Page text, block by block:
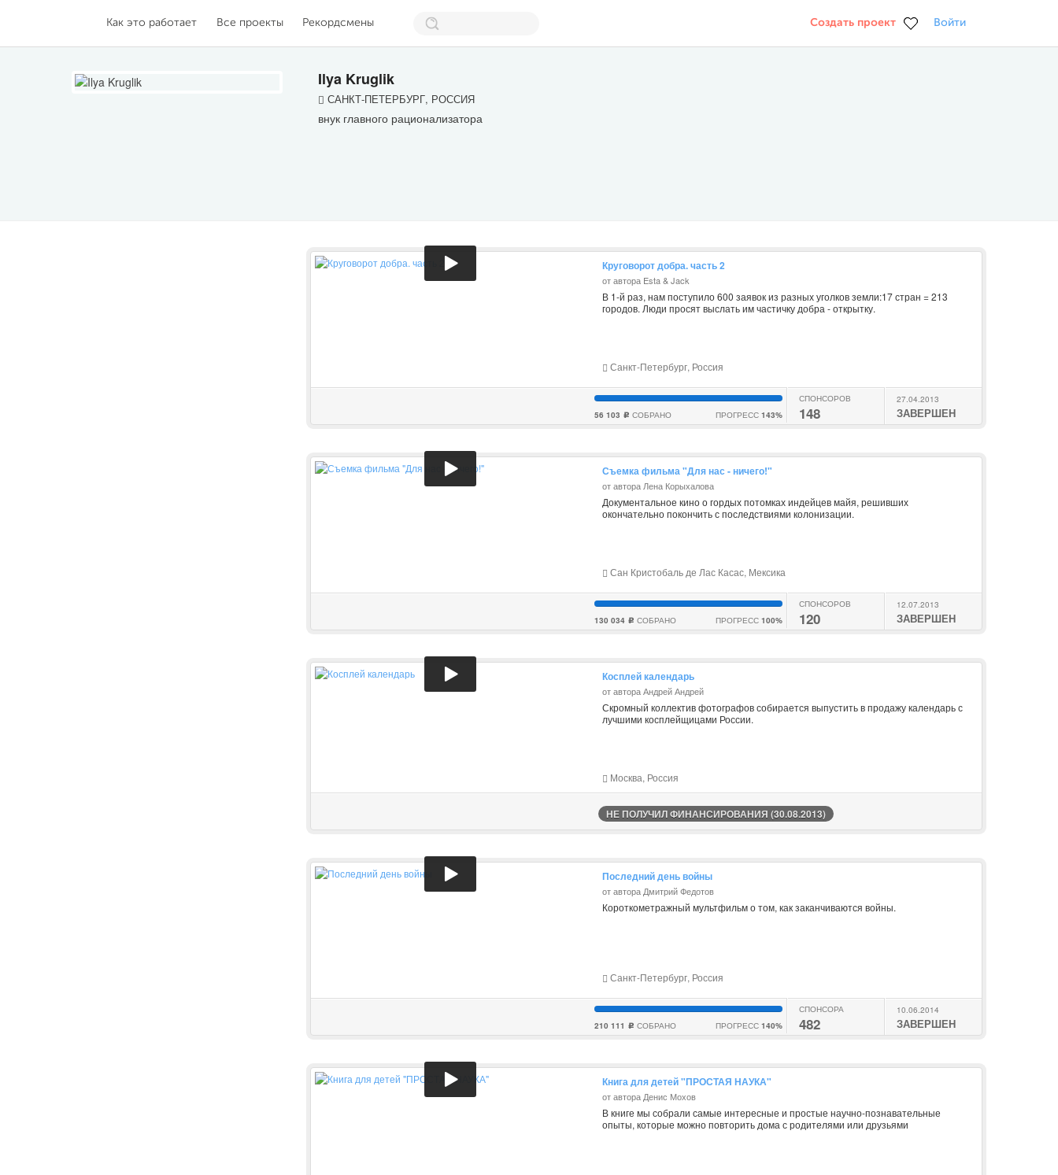
Как это работает Все проекты Рекордсмены Создать проект Войти
Ilya Kruglik
САНКТ-ПЕТЕРБУРГ, РОССИЯ
внук главного рационализатора
Круговорот добра. часть 2
от автора Esta & Jack
В 1-й раз, нам поступило 600 заявок из разных уголков земли:17 стран = 213
городов. Люди просят выслать им частичку добра - открытку.
Санкт-Петербург, Россия
56 103 c СОБРАНО ПРОГРЕСС 143%
СПОНСОРОВ
148
27.04.2013
ЗАВЕРШЕН
Съемка фильма "Для нас - ничего!"
от автора Лена Корыхалова
Документальное кино о гордых потомках индейцев майя, решивших
окончательно покончить с последствиями колонизации.
Сан Кристобаль де Лас Касас, Мексика
130 034 c СОБРАНО ПРОГРЕСС 100%
СПОНСОРОВ
120
12.07.2013
ЗАВЕРШЕН
Косплей календарь
от автора Андрей Андрей
Скромный коллектив фотографов собирается выпустить в продажу календарь с
лучшими косплейщицами России.
Москва, Россия
НЕ ПОЛУЧИЛ ФИНАНСИРОВАНИЯ (30.08.2013)
Последний день войны
от автора Дмитрий Федотов
Короткометражный мультфильм о том, как заканчиваются войны.
Санкт-Петербург, Россия
210 111 c СОБРАНО ПРОГРЕСС 140%
СПОНСОРА
482
10.06.2014
ЗАВЕРШЕН
Книга для детей "ПРОСТАЯ НАУКА"
от автора Денис Мохов
В книге мы собрали самые интересные и простые научно-познавательные
опыты, которые можно повторить дома с родителями или друзьями